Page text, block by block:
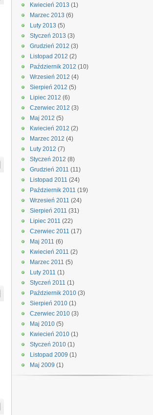
Kwiecień 2013 (1)
Marzec 2013 (6)
Luty 2013 (5)
Styczeń 2013 (3)
Grudzień 2012 (3)
Listopad 2012 (2)
Październik 2012 (10)
Wrzesień 2012 (4)
Sierpień 2012 (5)
Lipiec 2012 (6)
Czerwiec 2012 (3)
Maj 2012 (5)
Kwiecień 2012 (2)
Marzec 2012 (4)
Luty 2012 (7)
Styczeń 2012 (8)
Grudzień 2011 (11)
Listopad 2011 (24)
Październik 2011 (19)
Wrzesień 2011 (24)
Sierpień 2011 (31)
Lipiec 2011 (22)
Czerwiec 2011 (17)
Maj 2011 (6)
Kwiecień 2011 (2)
Marzec 2011 (5)
Luty 2011 (1)
Styczeń 2011 (1)
Październik 2010 (3)
Sierpień 2010 (1)
Czerwiec 2010 (3)
Maj 2010 (5)
Kwiecień 2010 (1)
Styczeń 2010 (1)
Listopad 2009 (1)
Maj 2009 (1)